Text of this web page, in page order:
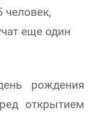
человек,
еще один
рождения
открытием